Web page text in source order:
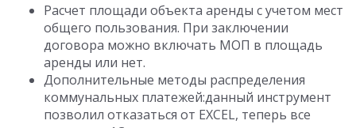
Расчет площади объекта аренды с учетом мест
общего пользования. При заключении
договора можно включать МОП в площадь
аренды или нет.
Дополнительные методы распределения
коммунальных платежей:данный инструмент
позволил отказаться от EXCEL, теперь все